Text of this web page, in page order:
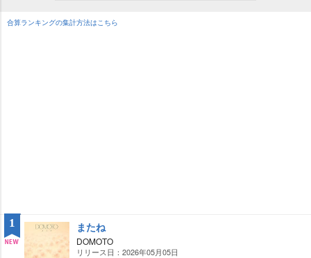
合算ランキングの集計方法はこちら
1 またね
DOMOTO
リリース日：2026年05月05日